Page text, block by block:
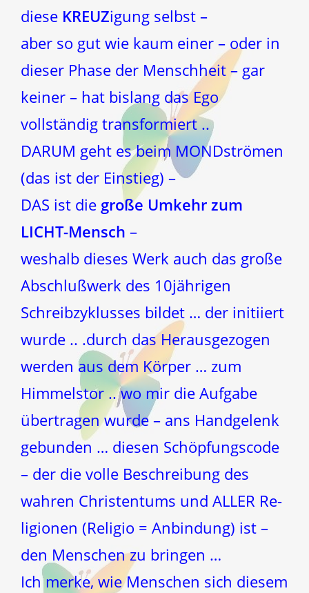
diese KREUZigung selbst –
aber so gut wie kaum einer – oder in
dieser Phase der Menschheit – gar
keiner – hat bislang das Ego
vollständig transformiert ..
DARUM geht es beim MONDströmen
(das ist der Einstieg) –
DAS ist die große Umkehr zum
LICHT-Mensch –
weshalb dieses Werk auch das große
Abschlußwerk des 10jährigen
Schreibzyklusses bildet … der initiiert
wurde .. .durch das Herausgezogen
werden aus dem Körper … zum
Himmelstor .. wo mir die Aufgabe
übertragen wurde – ans Handgelenk
gebunden … diesen Schöpfungscode
– der die volle Beschreibung des
wahren Christentums und ALLER Re-
ligionen (Religio = Anbindung) ist –
den Menschen zu bringen …
Ich merke, wie Menschen sich diesem